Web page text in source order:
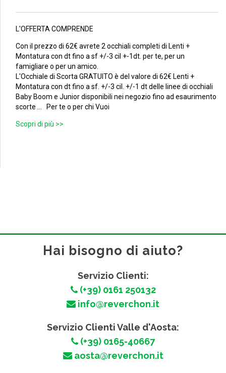
L'OFFERTA COMPRENDE
Con il prezzo di 62€ avrete 2 occhiali completi di Lenti +
Montatura con dt fino a sf +/-3 cil +-1dt. per te, per un
famigliare o per un amico.
L'Occhiale di Scorta GRATUITO è del valore di 62€ Lenti +
Montatura con dt fino a sf. +/-3 cil. +/-1 dt delle linee di occhiali
Baby Boom e Junior disponibili nei negozio fino ad esaurimento
scorte ... Per te o per chi Vuoi
Scopri di più >>
Hai bisogno di aiuto?
Servizio Clienti:
(+39) 0161 250132
info@reverchon.it
Servizio Clienti Valle d'Aosta:
(+39) 0165-40667
aosta@reverchon.it